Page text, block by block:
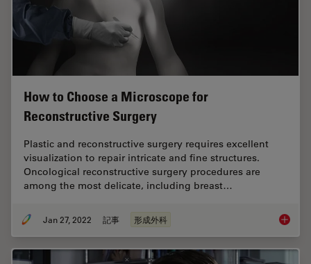
How to Choose a Microscope for
Reconstructive Surgery
Plastic and reconstructive surgery requires excellent
visualization to repair intricate and fine structures.
Oncological reconstructive surgery procedures are
among the most delicate, including breast…
Jan 27, 2022 記事 形成外科 How to